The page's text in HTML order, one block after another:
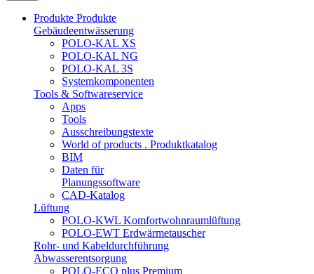
Produkte Produkte
Gebäudeentwässerung
POLO-KAL XS
POLO-KAL NG
POLO-KAL 3S
Systemkomponenten
Tools & Softwareservice
Apps
Tools
Ausschreibungstexte
World of products . Produktkatalog
BIM
Daten für
Planungssoftware
CAD-Katalog
Lüftung
POLO-KWL Komfortwohnraumlüftung
POLO-EWT Erdwärmetauscher
Rohr- und Kabeldurchführung
Abwasserentsorgung
POLO-ECO plus Premium